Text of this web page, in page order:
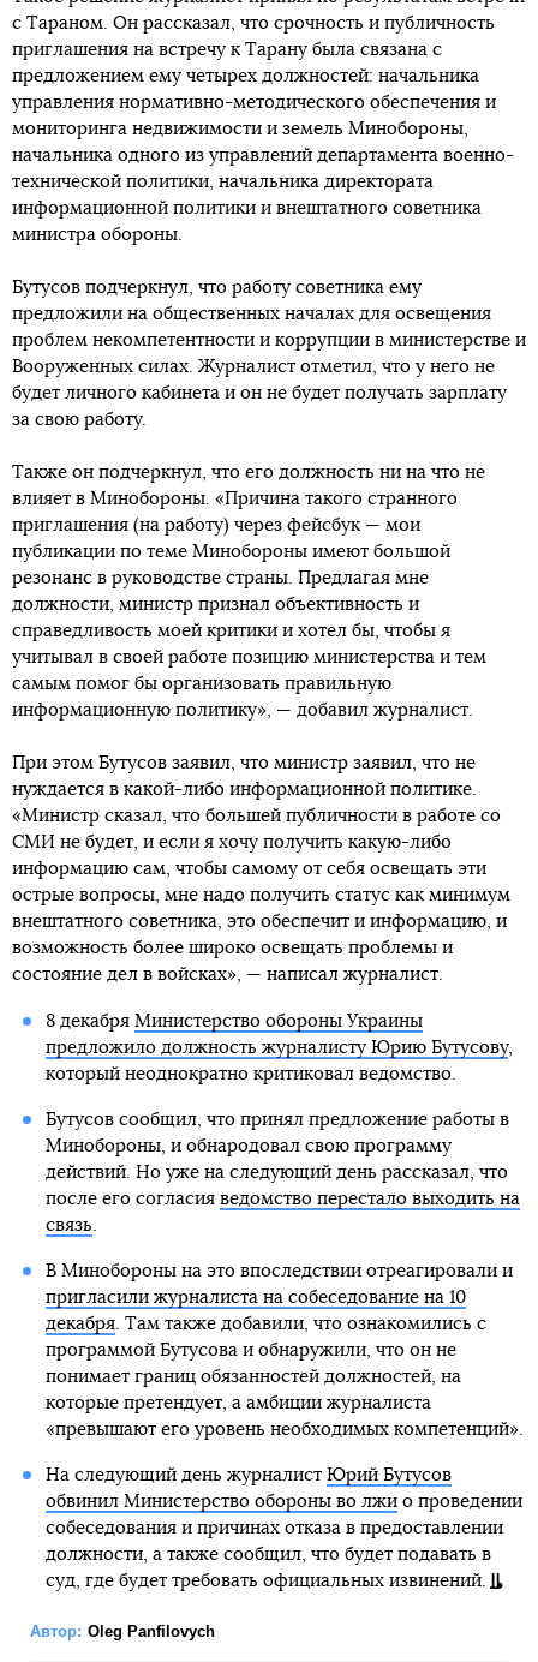
с Тараном. Он рассказал, что срочность и публичность
приглашения на встречу к Тарану была связана с
предложением ему четырех должностей: начальника
управления нормативно-методического обеспечения и
мониторинга недвижимости и земель Минобороны,
начальника одного из управлений департамента военно-
технической политики, начальника директората
информационной политики и внештатного советника
министра обороны.
Бутусов подчеркнул, что работу советника ему
предложили на общественных началах для освещения
проблем некомпетентности и коррупции в министерстве и
Вооруженных силах. Журналист отметил, что у него не
будет личного кабинета и он не будет получать зарплату
за свою работу.
Также он подчеркнул, что его должность ни на что не
влияет в Минобороны. «Причина такого странного
приглашения (на работу) через фейсбук — мои
публикации по теме Минобороны имеют большой
резонанс в руководстве страны. Предлагая мне
должности, министр признал объективность и
справедливость моей критики и хотел бы, чтобы я
учитывал в своей работе позицию министерства и тем
самым помог бы организовать правильную
информационную политику», — добавил журналист.
При этом Бутусов заявил, что министр заявил, что не
нуждается в какой-либо информационной политике.
«Министр сказал, что большей публичности в работе со
СМИ не будет, и если я хочу получить какую-либо
информацию сам, чтобы самому от себя освещать эти
острые вопросы, мне надо получить статус как минимум
внештатного советника, это обеспечит и информацию, и
возможность более широко освещать проблемы и
состояние дел в войсках», — написал журналист.
8 декабря Министерство обороны Украины
предложило должность журналисту Юрию Бутусову,
который неоднократно критиковал ведомство.
Бутусов сообщил, что принял предложение работы в
Минобороны, и обнародовал свою программу
действий. Но уже на следующий день рассказал, что
после его согласия ведомство перестало выходить на
связь.
В Минобороны на это впоследствии отреагировали и
пригласили журналиста на собеседование на 10
декабря. Там также добавили, что ознакомились с
программой Бутусова и обнаружили, что он не
понимает границ обязанностей должностей, на
которые претендует, а амбиции журналиста
«превышают его уровень необходимых компетенций».
На следующий день журналист Юрий Бутусов
обвинил Министерство обороны во лжио проведении
собеседования и причинах отказа в предоставлении
должности, а также сообщил, что будет подавать в
суд, где будет требовать официальных извинений.
Автор: Oleg Panfilovych